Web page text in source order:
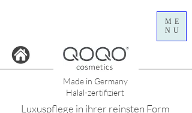
Made in Germany
Halal-zertifiziert
Luxuspflege in ihrer reinsten Form
ME
NU